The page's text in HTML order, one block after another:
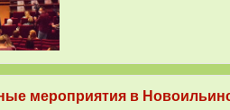
мероприятия в